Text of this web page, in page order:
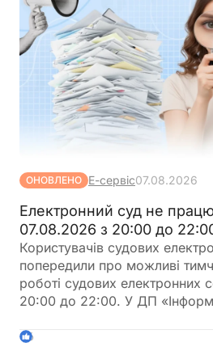
ОНОВЛЕНО Е-сервіс07.08.2026
Електронний суд не
07.08.2026 з 20:00 до
Користувачів судових
попередили про можливі
роботі судових електронних
20:00 до 22:00. У ДП
час планування роботи із
6